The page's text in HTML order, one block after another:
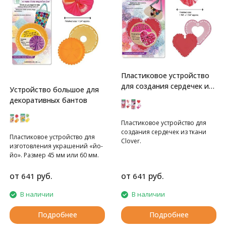
Устройство большое для
декоративных бантов
Пластиковое устройство для
изготовления украшений «йо-
йо». Размер 45 мм или 60 мм.
от 641 руб.
В наличии
Подробнее
Пластиковое устройство
для создания сердечек из
Пластиковое устройство для
создания сердечек из ткани
Clover.
от 641 руб.
В наличии
Подробнее